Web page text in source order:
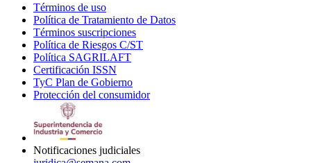
Términos de uso
in
new
window
Política de Tratamiento de Datos
Términos suscripciones
in
Política de Riesgos C/ST
Política SAGRILAFT
new
window
Certificación ISSN
in
new
TyC Plan de Gobierno
in
Protección del consumidorOpens
Notificaciones judiciales